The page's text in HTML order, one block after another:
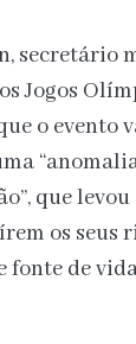
secretário
Jogos
o evento
que levou
os seus
de